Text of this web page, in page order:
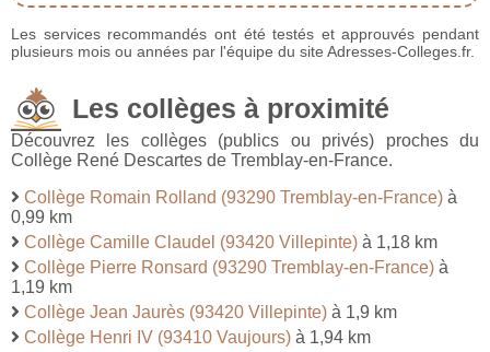
Les services recommandés ont été testés et approuvés pendant
plusieurs mois ou années par l'équipe du site Adresses-Colleges.fr.
Les collèges à proximité
Découvrez les collèges (publics ou privés) proches du
Collège René Descartes de Tremblay-en-France.
Collège Romain Rolland (93290 Tremblay-en-France) à
0,99 km
Collège Camille Claudel (93420 Villepinte) à 1,18 km
Collège Pierre Ronsard (93290 Tremblay-en-France) à
1,19 km
Collège Jean Jaurès (93420 Villepinte) à 1,9 km
Collège Henri IV (93410 Vaujours) à 1,94 km